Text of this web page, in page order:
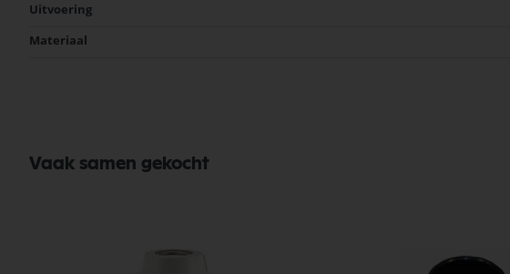
Uitvoering
Materiaal
Vaak samen gekocht